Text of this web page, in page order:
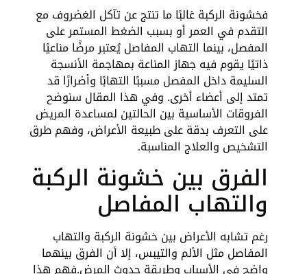
فخشونة الركبة غالبًا ما تنتج عن تآكل الغضروف مع
التقدم في العمر أو بسبب الضغط المستمر على
المفصل، بينما التهاب المفاصل يُعتبر مرضًا مناعيًا
ذاتيًا يقوم فيه جهاز المناعة بمهاجمة الأنسجة
السليمة داخل المفصل مسببًا التهابًا وأضرارًا قد
تمتد إلى أعضاء أخرى. وفي هذا المقال سنوضح
الفروقات الأساسية بين الحالتين لمساعدة المريض
على التعرف بدقة على طبيعة الأعراض، وفهم طرق
التشخيص والعلاج المناسبة.
الفرق بين خشونة الركبة
والتهاب المفاصل
رغم تشابه الأعراض بين خشونة الركبة والتهاب
المفاصل مثل الألم والتيبس، إلا أن الفرق بينهما
واضح في الأسباب وطريقة حدوث المرض.فهم هذا